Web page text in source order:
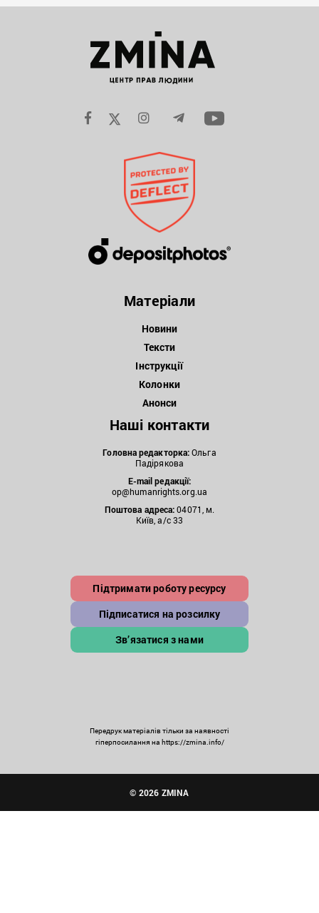
Матеріали
Новини
Тексти
Інструкції
Колонки
Анонси
Наші контакти
Головна редакторка:Ольга
Падірякова
E-mail редакції:
op@humanrights.org.ua
Поштова адреса:04071, м.
Київ, а/с 33
Підтримати роботу ресурсу
Підписатися на розсилку
Зв’язатися з нами
Передрук матеріалів тільки за наявності
гіперпосилання на https://zmina.info/
© 2026 ZMINA